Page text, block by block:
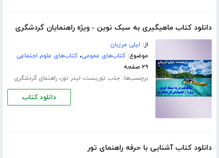
دانلود کتاب ماهیگیری به سبک نوین - ویژه راهنمایان گردشگری
از: لیلی مرزبان
موضوع:کتاب‌های عمومی،کتاب‌های علوم اجتماعی
۲۹ صفحه
برچسب‌ها: جذب توریست، لیدر تور،راهنمای گردشگری
دانلود کتاب
دانلود کتاب آشنایی با حرفه راهنمای تور